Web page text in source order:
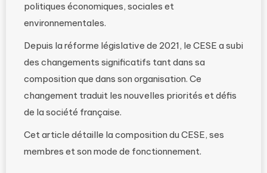
politiques économiques, sociales et
environnementales.
Depuis la réforme législative de 2021, le CESE a subi
des changements significatifs tant dans sa
composition que dans son organisation. Ce
changement traduit les nouvelles priorités et défis
de la société française.
Cet article détaille la composition du CESE, ses
membres et son mode de fonctionnement.